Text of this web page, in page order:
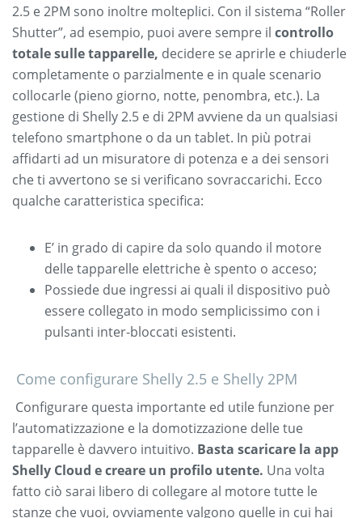
2.5 e 2PM sono inoltre molteplici. Con il sistema “Roller
Shutter”, ad esempio, puoi avere sempre il controllo
totale sulle tapparelle, decidere se aprirle e chiuderle
completamente o parzialmente e in quale scenario
collocarle (pieno giorno, notte, penombra, etc.). La
gestione di Shelly 2.5 e di 2PM avviene da un qualsiasi
telefono smartphone o da un tablet. In più potrai
affidarti ad un misuratore di potenza e a dei sensori
che ti avvertono se si verificano sovraccarichi. Ecco
qualche caratteristica specifica:
E’ in grado di capire da solo quando il motore
delle tapparelle elettriche è spento o acceso;
Possiede due ingressi ai quali il dispositivo può
essere collegato in modo semplicissimo con i
pulsanti inter-bloccati esistenti.
Come configurare Shelly 2.5 e Shelly 2PM
Configurare questa importante ed utile funzione per
l’automatizzazione e la domotizzazione delle tue
tapparelle è davvero intuitivo. Basta scaricare la app
Shelly Cloud e creare un profilo utente. Una volta
fatto ciò sarai libero di collegare al motore tutte le
stanze che vuoi, ovviamente valgono quelle in cui hai